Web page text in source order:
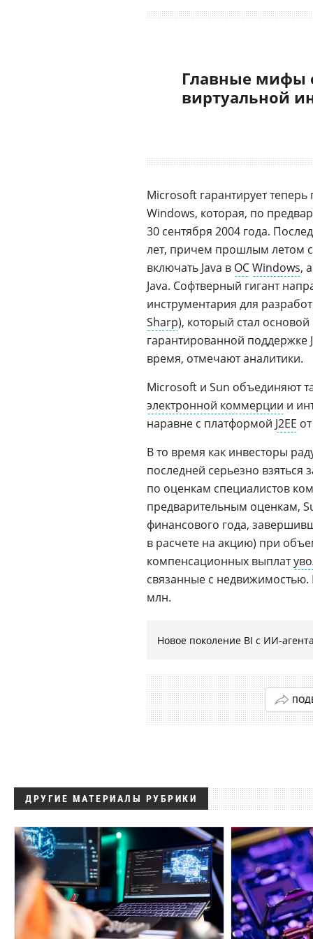
Главные мифы
виртуальной
Microsoft гарантирует
Windows, которая, по
30 сентября 2004 года.
лет, причем прошлым летом
включать Java в ОСWindows,
Java. Софтверный гигант
инструментария для
Sharp), который стал
гарантированной поддержке
время, отмечают аналитики.
Microsoft и Sun объединяют
электронной коммерции и
наравне с платформой J2EE
В то время как инвесторы
последней серьезно взяться
по оценкам специалистов
предварительным оценкам,
финансового года,
в расчете на акцию) при
компенсационных выплат
связанные с недвижимостью.
млн.
Новое поколение BI с ИИ-
ДРУГИЕ МАТЕРИАЛЫ РУБРИКИ